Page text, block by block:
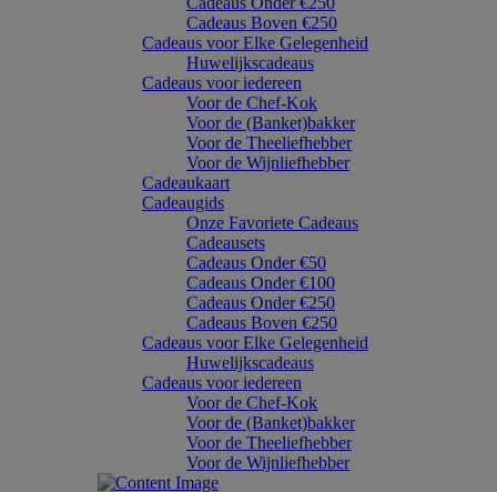
Cadeaus Boven €250
Cadeaus voor Elke Gelegenheid
Huwelijkscadeaus
Cadeaus voor iedereen
Voor de Chef-Kok
Voor de (Banket)bakker
Voor de Theeliefhebber
Voor de Wijnliefhebber
Cadeaukaart
Cadeaugids
Onze Favoriete Cadeaus
Cadeausets
Cadeaus Onder €50
Cadeaus Onder €100
Cadeaus Onder €250
Cadeaus Boven €250
Cadeaus voor Elke Gelegenheid
Huwelijkscadeaus
Cadeaus voor iedereen
Voor de Chef-Kok
Voor de (Banket)bakker
Voor de Theeliefhebber
Voor de Wijnliefhebber